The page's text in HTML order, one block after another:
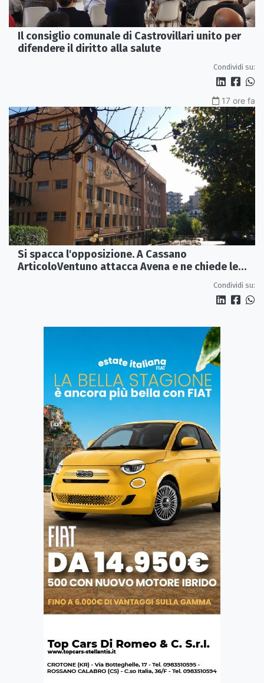
Il consiglio comunale di Castrovillari unito per
difendere il diritto alla salute
Condividi su:
17 ore fa
Si spacca l'opposizione. A Cassano
ArticoloVentuno attacca Avena e ne chiede le
Condividi su: